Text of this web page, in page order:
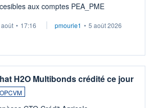
et OPCVM accesibles aux comptes PEA_PME
• 17:16 pmourie1 • 5 août 2026
H2O Multibonds crédité ce jour